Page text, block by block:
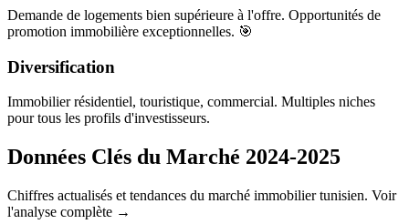
Demande de logements bien supérieure à l'offre. Opportunités de
promotion immobilière exceptionnelles. 🎯
Diversification
Immobilier résidentiel, touristique, commercial. Multiples niches
pour tous les profils d'investisseurs.
Données Clés du Marché 2024-2025
Chiffres actualisés et tendances du marché immobilier tunisien. Voir
l'analyse complète →